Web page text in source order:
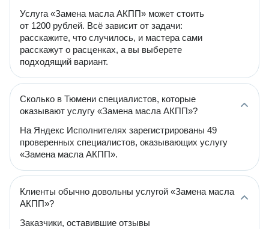
Услуга «Замена масла АКПП» может стоить
от 1200 рублей. Всё зависит от задачи:
расскажите, что случилось, и мастера сами
расскажут о расценках, а вы выберете
подходящий вариант.
Сколько в Тюмени специалистов, которые
оказывают услугу «Замена масла АКПП»?
На Яндекс Исполнителях зарегистрированы 49
проверенных специалистов, оказывающих услугу
«Замена масла АКПП».
Клиенты обычно довольны услугой «Замена масла
АКПП»?
Заказчики, оставившие отзывы